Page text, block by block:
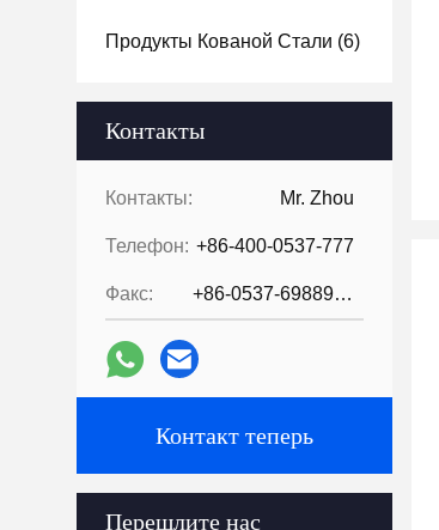
Продукты Кованой Стали (6)
Контакты
Контакты: Mr. Zhou
Телефон: +86-400-0537-777
Факс: +86-0537-6988978
Контакт теперь
Перешлите нас